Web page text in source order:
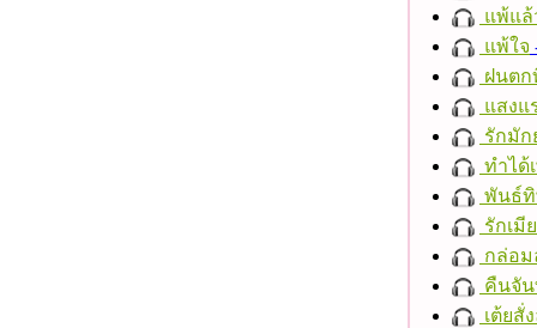
แพ้แล้
แพ้ใจ
ฝนตก
แสงแ
รักมัก
ทำได้
พันธ์
รักเมี
กล่อม
คืนจั
เต้ยสั่